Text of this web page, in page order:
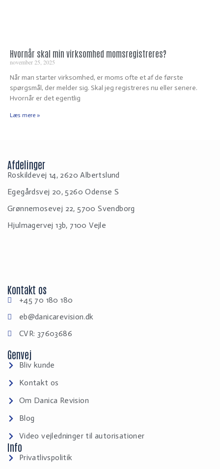
Hvornår skal min virksomhed momsregistreres?
november 25, 2025
Når man starter virksomhed, er moms ofte et af de første
spørgsmål, der melder sig. Skal jeg registreres nu eller senere.
Hvornår er det egentlig
Læs mere »
Afdelinger
Roskildevej 14, 2620 Albertslund
Egegårdsvej 20, 5260 Odense S
Grønnemosevej 22, 5700 Svendborg
Hjulmagervej 13b, 7100 Vejle
Kontakt os
+45 70 180 180
eb@danicarevision.dk
CVR: 37603686
Genvej
Bliv kunde
Kontakt os
Om Danica Revision
Blog
Video vejledninger til autorisationer
Info
Privatlivspolitik